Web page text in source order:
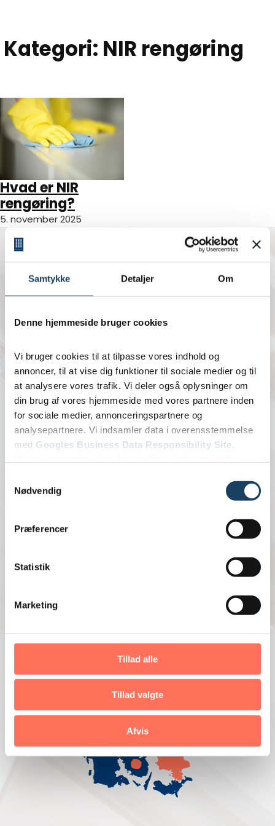
Samtykke Detaljer Om
Denne hjemmeside bruger cookies
Vi bruger cookies til at tilpasse vores indhold og
annoncer, til at vise dig funktioner til sociale medier og til
at analysere vores trafik. Vi deler også oplysninger om
din brug af vores hjemmeside med vores partnere inden
for sociale medier, annonceringspartnere og
analysepartnere. Vi indsamler data i overensstemmelse
med Googles Business Data Responsibility Site.
fra din brug af deres tjenester.
Nødvendig
Præferencer
Statistik
Marketing
Tillad alle
Tillad valgte
Afvis
Kategori: NIR rengøring
Hvad er NIR
rengøring?
5. november 2025
Kontakt
Telefon: 70 25 10 01
CVR: 10040639
Ydelser
Kontorrengøring
Firmarengøring
Vinduespolering
Facility Service
GMP Rengøring
Specialrengøring